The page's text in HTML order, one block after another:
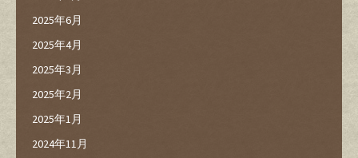
2025年6月
2025年4月
2025年3月
2025年2月
2025年1月
2024年11月